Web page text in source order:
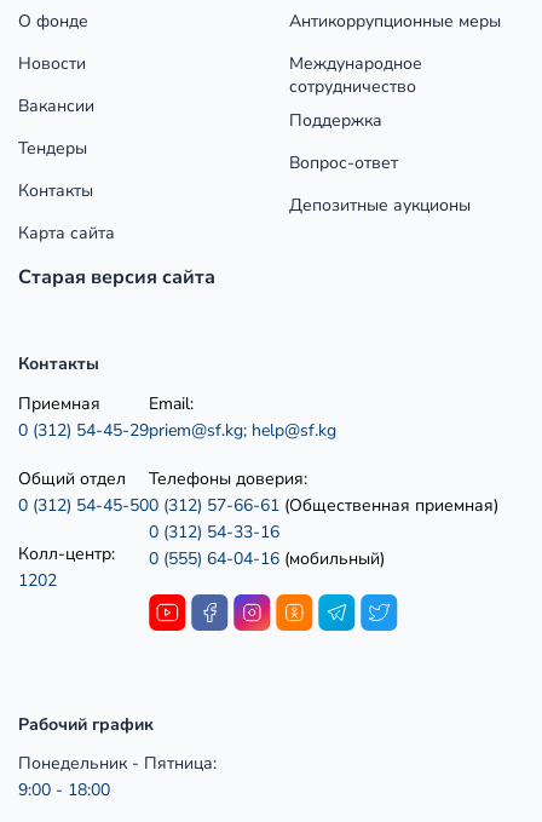
О фонде
Новости
Вакансии
Тендеры
Контакты
Карта сайта
Старая версия сайта
Антикоррупционные меры
Международное
сотрудничество
Поддержка
Вопрос-ответ
Депозитные аукционы
Контакты
Приемная
0 (312) 54-45-29
Общий отдел
0 (312) 54-45-50
Колл-центр:
1202
Email:
priem@sf.kg; help@sf.kg
Телефоны доверия:
0 (312) 57-66-61 (Общественная приемная)
0 (312) 54-33-16
0 (555) 64-04-16 (мобильный)
Рабочий график
Понедельник - Пятница:
9:00 - 18:00